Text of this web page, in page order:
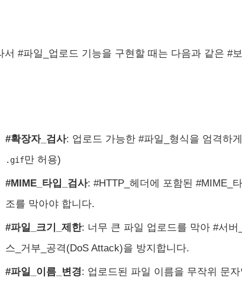
서 #파일_업로드 기능을 구현할 때는 다음과 같은 #
#확장자_검사: 업로드 가능한 #파일_형식을 엄격하
.gif만 허용)
#MIME_타입_검사: #HTTP_헤더에 포함된 #MIME_
조를 막아야 합니다.
#파일_크기_제한: 너무 큰 파일 업로드를 막아 #서
스_거부_공격(DoS Attack)을 방지합니다.
#파일_이름_변경: 업로드된 파일 이름을 무작위 문